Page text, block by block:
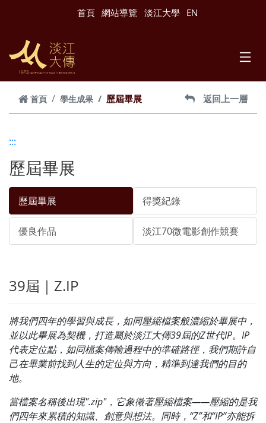
首頁 網站導覽 淡江大學 EN
首頁 學生成果 歷屆畢展 返回上一層
:::
歷屆畢展
歷屆畢展 得獎紀錄
優良作品 淡江70微電影創作競賽
39屆｜Z.IP
將我們四年的學習與成長，如同壓縮檔案般濃縮於畢展中，
並以此畢展為契機，打造屬於淡江大傳39屆的Z世代IP。IP
代表定位點，如同檔案傳輸過程中的準確路徑，我們期許自
己在畢業前找到人生的定位與方向，精準到達我們的目的
地。
當檔案名稱後出現".zip"，它象徵著壓縮檔案——壓縮的是我
們四年來累積的知識、創意與想法。同時，“Z”和“IP”亦能拆